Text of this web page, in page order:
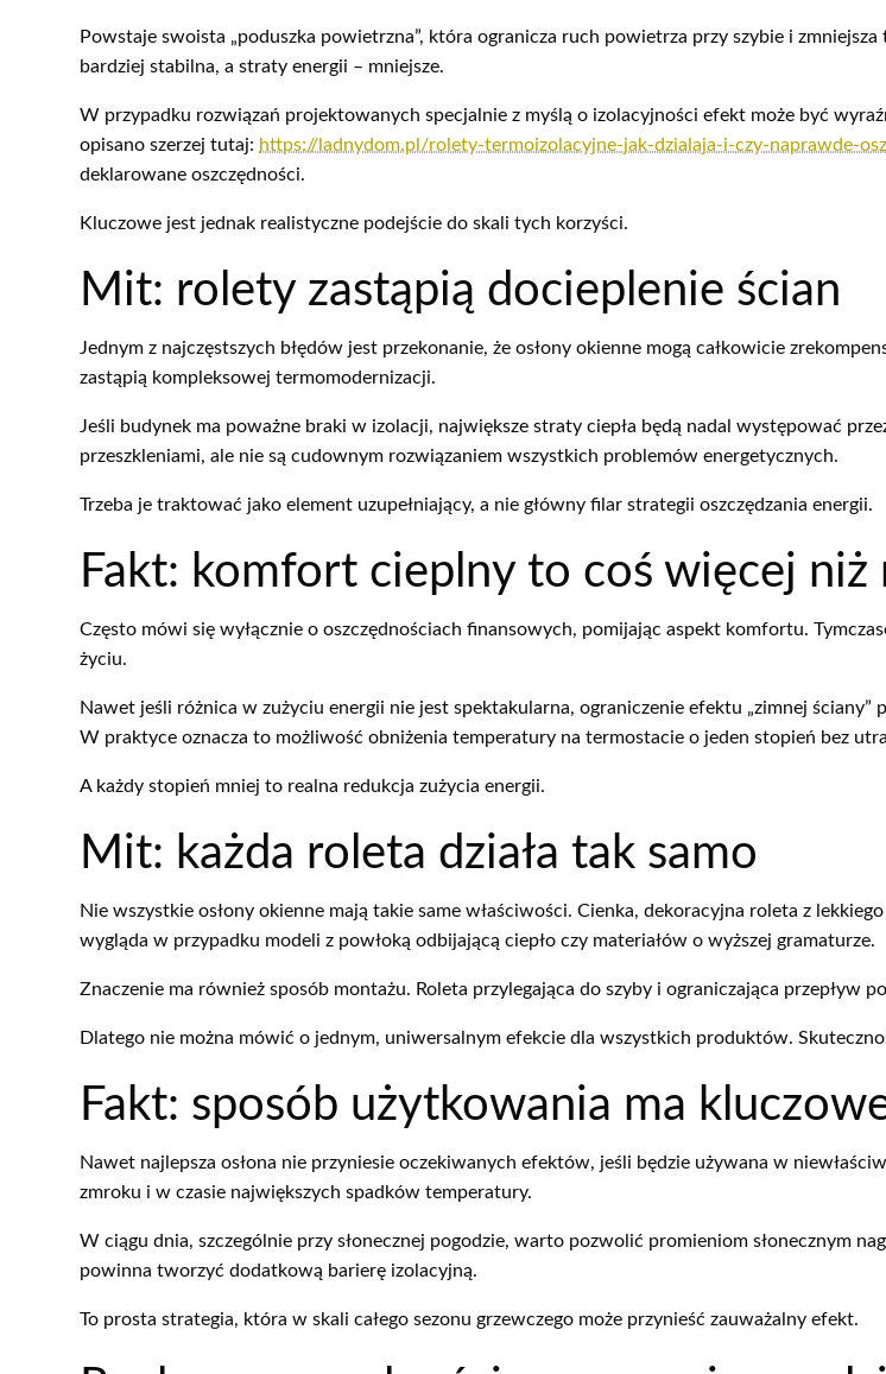
Powstaje swoista „poduszka powietrzna”, która ogranicza ruch powietrza przy szybie i
bardziej stabilna, a straty energii – mniejsze.
W przypadku rozwiązań projektowanych specjalnie z myślą o izolacyjności efekt może być
opisano szerzej tutaj: https://ladnydom.pl/rolety-termoizolacyjne-jak-dzialaja-i-czy-naprawde-
deklarowane oszczędności.
Kluczowe jest jednak realistyczne podejście do skali tych korzyści.
Mit: rolety zastąpią docieplenie ścian
Jednym z najczęstszych błędów jest przekonanie, że osłony okienne mogą całkowicie
zastąpią kompleksowej termomodernizacji.
Jeśli budynek ma poważne braki w izolacji, największe straty ciepła będą nadal występować
przeszkleniami, ale nie są cudownym rozwiązaniem wszystkich problemów energetycznych.
Trzeba je traktować jako element uzupełniający, a nie główny filar strategii oszczędzania energii.
Fakt: komfort cieplny to coś więcej niż
Często mówi się wyłącznie o oszczędnościach finansowych, pomijając aspekt komfortu.
życiu.
Nawet jeśli różnica w zużyciu energii nie jest spektakularna, ograniczenie efektu „zimnej
W praktyce oznacza to możliwość obniżenia temperatury na termostacie o jeden stopień bez
A każdy stopień mniej to realna redukcja zużycia energii.
Mit: każda roleta działa tak samo
Nie wszystkie osłony okienne mają takie same właściwości. Cienka, dekoracyjna roleta z
wygląda w przypadku modeli z powłoką odbijającą ciepło czy materiałów o wyższej gramaturze.
Znaczenie ma również sposób montażu. Roleta przylegająca do szyby i ograniczająca przepływ
Dlatego nie można mówić o jednym, uniwersalnym efekcie dla wszystkich produktów.
Fakt: sposób użytkowania ma
Nawet najlepsza osłona nie przyniesie oczekiwanych efektów, jeśli będzie używana w
zmroku i w czasie największych spadków temperatury.
W ciągu dnia, szczególnie przy słonecznej pogodzie, warto pozwolić promieniom słonecznym
powinna tworzyć dodatkową barierę izolacyjną.
To prosta strategia, która w skali całego sezonu grzewczego może przynieść zauważalny efekt.